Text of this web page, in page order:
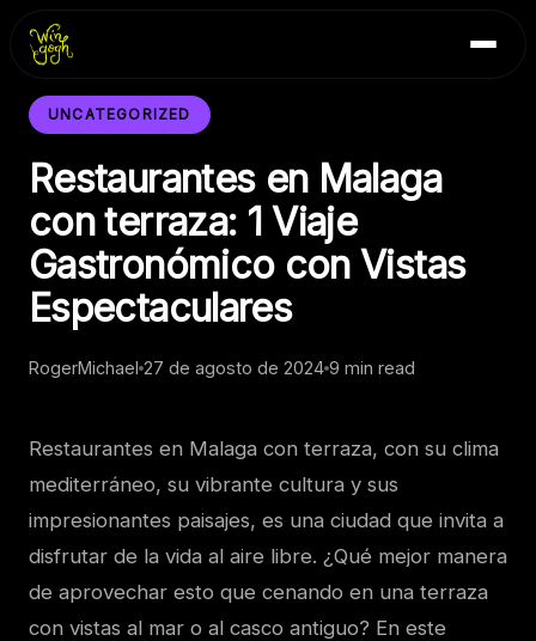
Inicio
Blog
Contacto
UNCATEGORIZED
Restaurantes en Malaga
con terraza: 1 Viaje
Gastronómico con Vistas
Espectaculares
RogerMichael 27 de agosto de 2024 9 min read
Restaurantes en Malaga con terraza, con su clima
mediterráneo, su vibrante cultura y sus
impresionantes paisajes, es una ciudad que invita a
disfrutar de la vida al aire libre. ¿Qué mejor manera
de aprovechar esto que cenando en una terraza
con vistas al mar o al casco antiguo? En este